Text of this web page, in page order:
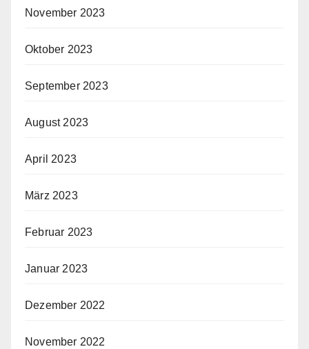
November 2023
Oktober 2023
September 2023
August 2023
April 2023
März 2023
Februar 2023
Januar 2023
Dezember 2022
November 2022